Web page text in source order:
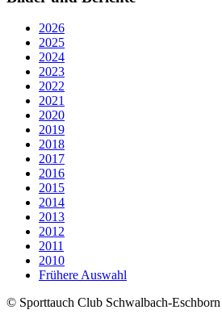
2026
2025
2024
2023
2022
2021
2020
2019
2018
2017
2016
2015
2014
2013
2012
2011
2010
Frühere Auswahl
© Sporttauch Club Schwalbach-